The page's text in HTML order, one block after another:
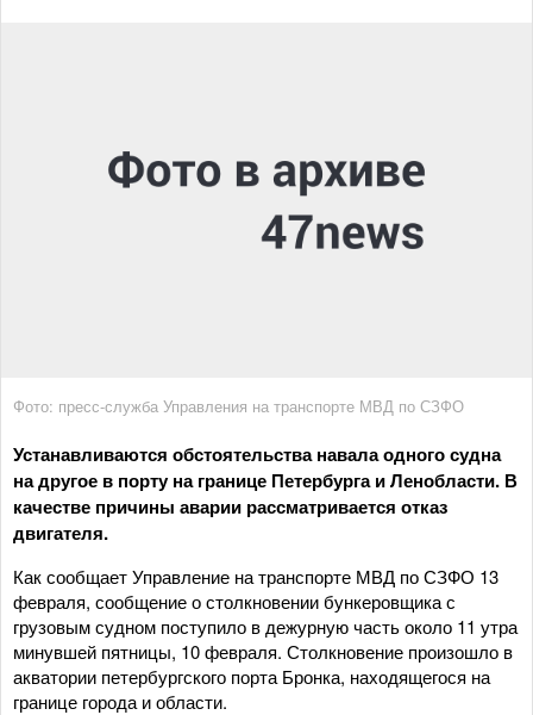
Фото: пресс-служба Управления на транспорте МВД по СЗФО
Устанавливаются обстоятельства навала одного судна
на другое в порту на границе Петербурга и Ленобласти. В
качестве причины аварии рассматривается отказ
двигателя.
Как сообщает Управление на транспорте МВД по СЗФО 13
февраля, сообщение о столкновении бункеровщика с
грузовым судном поступило в дежурную часть около 11 утра
минувшей пятницы, 10 февраля. Столкновение произошло в
акватории петербургского порта Бронка, находящегося на
границе города и области.